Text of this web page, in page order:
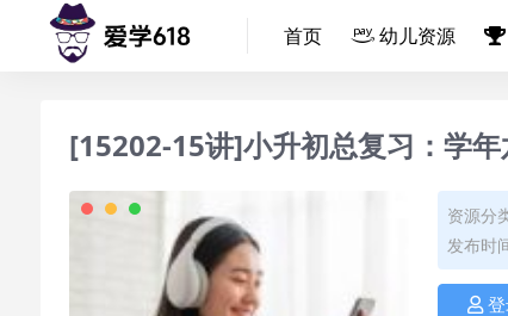
首页 幼儿资源
[15202-15讲]小升初总复习：学
资源分
发布时